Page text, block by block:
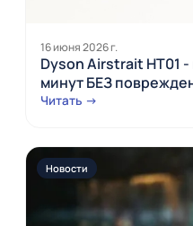
16 июня 2026 г.
Dyson Airstrait HT01
минут БЕЗ
Читать →
Новости